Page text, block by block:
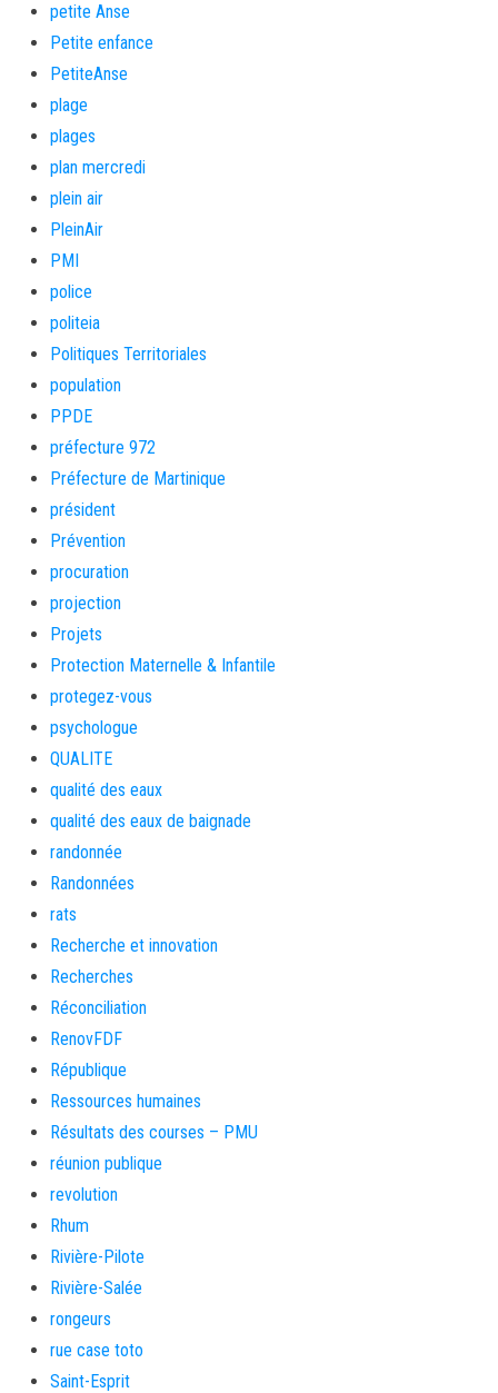
petite Anse
Petite enfance
PetiteAnse
plage
plages
plan mercredi
plein air
PleinAir
PMI
police
politeia
Politiques Territoriales
population
PPDE
préfecture 972
Préfecture de Martinique
président
Prévention
procuration
projection
Projets
Protection Maternelle & Infantile
protegez-vous
psychologue
QUALITE
qualité des eaux
qualité des eaux de baignade
randonnée
Randonnées
rats
Recherche et innovation
Recherches
Réconciliation
RenovFDF
République
Ressources humaines
Résultats des courses – PMU
réunion publique
revolution
Rhum
Rivière-Pilote
Rivière-Salée
rongeurs
rue case toto
Saint-Esprit